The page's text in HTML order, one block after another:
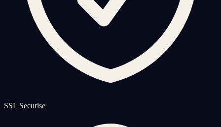
SSL Securise